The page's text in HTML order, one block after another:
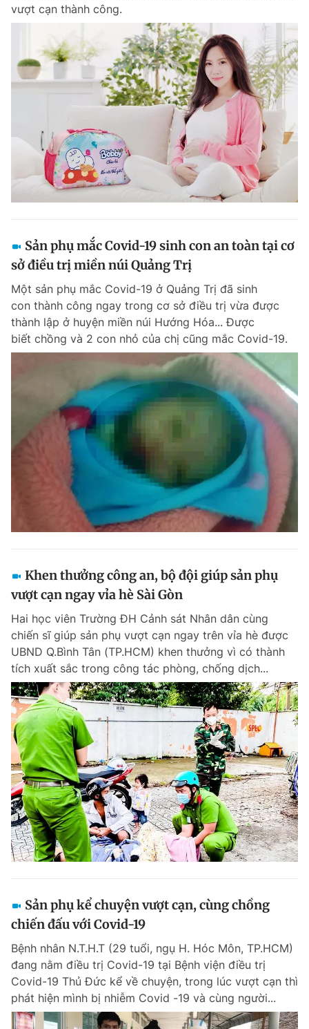
vượt cạn thành công.
Sản phụ mắc Covid-19 sinh con an toàn tại cơ
sở điều trị miền núi Quảng Trị
Một sản phụ mắc Covid-19 ở Quảng Trị đã sinh
con thành công ngay trong cơ sở điều trị vừa được
thành lập ở huyện miền núi Hướng Hóa... Được
biết chồng và 2 con nhỏ của chị cũng mắc Covid-19.
Khen thưởng công an, bộ đội giúp sản phụ
vượt cạn ngay vỉa hè Sài Gòn
Hai học viên Trường ĐH Cảnh sát Nhân dân cùng
chiến sĩ giúp sản phụ vượt cạn ngay trên vỉa hè được
UBND Q.Bình Tân (TP.HCM) khen thưởng vì có thành
tích xuất sắc trong công tác phòng, chống dịch...
Sản phụ kể chuyện vượt cạn, cùng chồng
chiến đấu với Covid-19
Bệnh nhân N.T.H.T (29 tuổi, ngụ H. Hóc Môn, TP.HCM)
đang nằm điều trị Covid-19 tại Bệnh viện điều trị
Covid-19 Thủ Đức kể về chuyện, trong lúc vượt cạn thì
phát hiện mình bị nhiễm Covid -19 và cùng người...